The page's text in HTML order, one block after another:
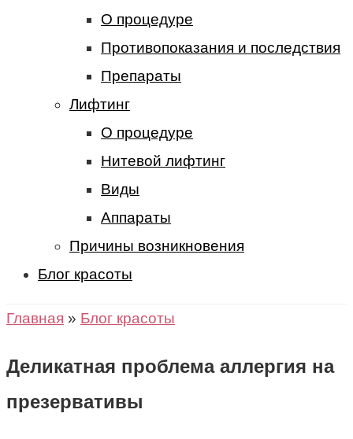
О процедуре
Противопоказания и последствия
Препараты
Лифтинг
О процедуре
Нитевой лифтинг
Виды
Аппараты
Причины возникновения
Блог красоты
Главная » Блог красоты
Деликатная проблема аллергия на
презервативы